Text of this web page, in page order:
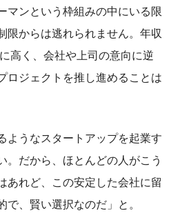
マンという枠組みの中にいる限
限からは逃れられません。年収
高く、会社や上司の意向に逆
ロジェクトを推し進めることは
ようなスタートアップを起業す
。だから、ほとんどの人がこう
あれど、この安定した会社に留
で、賢い選択なのだ」と。